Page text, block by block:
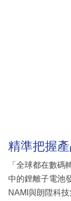
精準把握
「全球都在數
中的鋰離子電池
NAMI與朗陞科